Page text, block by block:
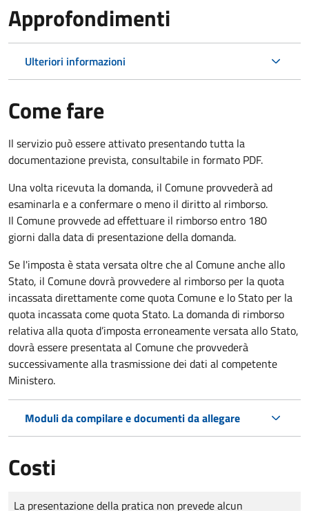
Approfondimenti
Ulteriori informazioni
Come fare
Il servizio può essere attivato presentando tutta la
documentazione prevista, consultabile in formato PDF.
Una volta ricevuta la domanda, il Comune provvederà ad
esaminarla e a confermare o meno il diritto al rimborso.
Il Comune provvede ad effettuare il rimborso entro 180
giorni dalla data di presentazione della domanda.
Se l'imposta è stata versata oltre che al Comune anche allo
Stato, il Comune dovrà provvedere al rimborso per la quota
incassata direttamente come quota Comune e lo Stato per la
quota incassata come quota Stato. La domanda di rimborso
relativa alla quota d’imposta erroneamente versata allo Stato,
dovrà essere presentata al Comune che provvederà
successivamente alla trasmissione dei dati al competente
Ministero.
Moduli da compilare e documenti da allegare
Costi
Tipo di pagamento
Importo
La presentazione della pratica non prevede alcun